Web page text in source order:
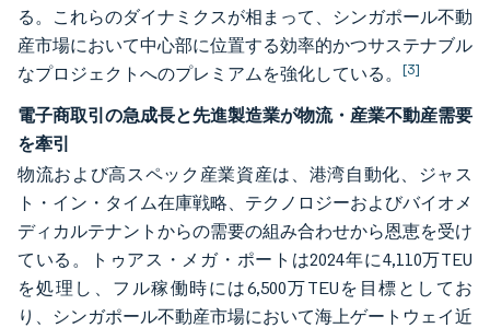
る。これらのダイナミクスが相まって、シンガポール不動
産市場において中心部に位置する効率的かつサステナブル
なプロジェクトへのプレミアムを強化している。 [3]
電子商取引の急成長と先進製造業が物流・産業不動産需要
を牽引
物流および高スペック産業資産は、港湾自動化、ジャス
ト・イン・タイム在庫戦略、テクノロジーおよびバイオメ
ディカルテナントからの需要の組み合わせから恩恵を受け
ている。トゥアス・メガ・ポートは2024年に4,110万TEU
を処理し、フル稼働時には6,500万TEUを目標としてお
り、シンガポール不動産市場において海上ゲートウェイ近